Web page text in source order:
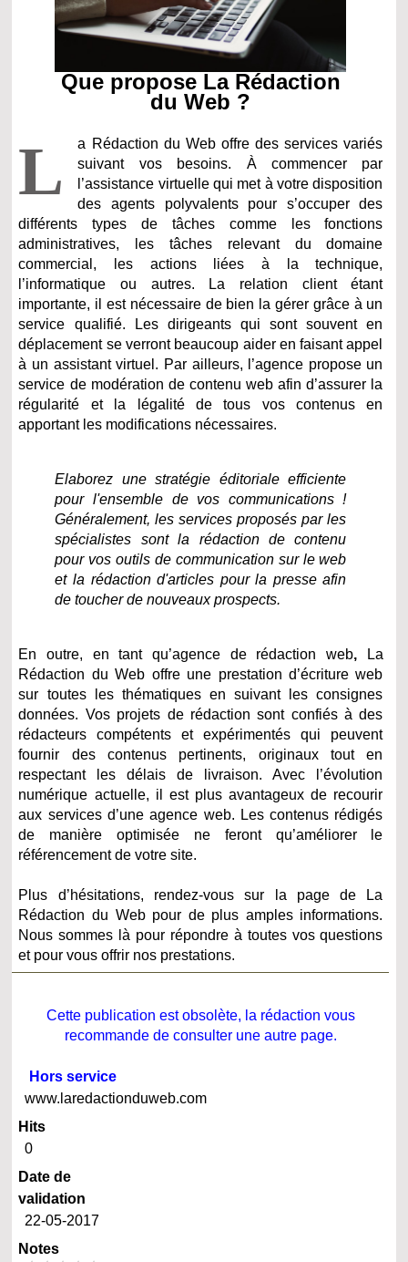
Que propose La Rédaction
du Web ?
L
a Rédaction du Web offre des services variés
suivant vos besoins. À commencer par
l’assistance virtuelle qui met à votre disposition
des agents polyvalents pour s’occuper des
différents types de tâches comme les fonctions
administratives, les tâches relevant du domaine
commercial, les actions liées à la technique,
l’informatique ou autres. La relation client étant
importante, il est nécessaire de bien la gérer grâce à un
service qualifié. Les dirigeants qui sont souvent en
déplacement se verront beaucoup aider en faisant appel
à un assistant virtuel. Par ailleurs, l’agence propose un
service de modération de contenu web afin d’assurer la
régularité et la légalité de tous vos contenus en
apportant les modifications nécessaires.
Elaborez une stratégie éditoriale efficiente
pour l'ensemble de vos communications !
Généralement, les services proposés par les
spécialistes sont la rédaction de contenu
pour vos outils de communication sur le web
et la rédaction d'articles pour la presse afin
de toucher de nouveaux prospects.
En outre, en tant qu’agence de rédaction web,
La
Rédaction du Web offre une prestation d’écriture web
sur toutes les thématiques en suivant les consignes
données. Vos projets de rédaction sont confiés à des
rédacteurs compétents et expérimentés qui peuvent
fournir des contenus pertinents, originaux tout en
respectant les délais de livraison. Avec l’évolution
numérique actuelle, il est plus avantageux de recourir
aux services d’une agence web. Les contenus rédigés
de manière optimisée ne feront qu’améliorer le
référencement de votre site.
Plus d’hésitations, rendez-vous sur la page de La
Rédaction du Web pour de plus amples informations.
Nous sommes là pour répondre à toutes vos questions
et pour vous offrir nos prestations.
Cette publication est obsolète, la rédaction vous
recommande de consulter une autre page.
Hors service
www.laredactionduweb.com
Hits
0
Date de
validation
22-05-2017
Notes